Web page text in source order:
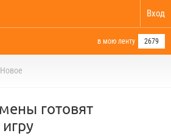
Вход
в мою ленту 2679
Новое
готовят